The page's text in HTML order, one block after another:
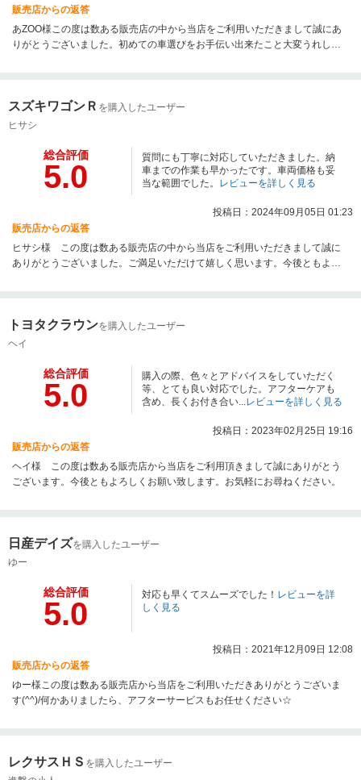
販売店からの返答
あZOO様この度は数ある販売店の中から当店をご利用いただきまして誠にあ
りがとうございました。初めての車選びをお手伝い出来たこと大変うれしく
スズキワゴンＲ を購入したユーザー
ヒサシ
総合評価
5.0
質問にも丁寧に対応していただきました。納
車までの作業も早かったです。車両価格も妥
当な範囲でした。 レビューを詳しく見る
投稿日：2024年09月05日 01:23
販売店からの返答
ヒサシ様 この度は数ある販売店の中から当店をご利用いただきまして誠に
ありがとうございました。ご満足いただけて嬉しく思います。今後ともよろ
トヨタクラウンを購入したユーザー
ヘイ
総合評価
5.0
購入の際、色々とアドバイスをしていただく
等、とても良い対応でした。アフターケアも
含め、長くお付き合い...レビューを詳しく見る
投稿日：2023年02月25日 19:16
販売店からの返答
ヘイ様 この度は数ある販売店から当店をご利用頂きまして誠にありがとう
ございます。今後ともよろしくお願い致します。お気軽にお尋ねください。
日産デイズを購入したユーザー
ゆー
総合評価
5.0
対応も早くてスムーズでした！ レビューを詳
しく見る
投稿日：2021年12月09日 12:08
販売店からの返答
ゆー様この度は数ある販売店から当店をご利用いただきありがとうございま
す(^^)/何かありましたら、アフターサービスもお任せください☆
レクサスＨＳ を購入したユーザー